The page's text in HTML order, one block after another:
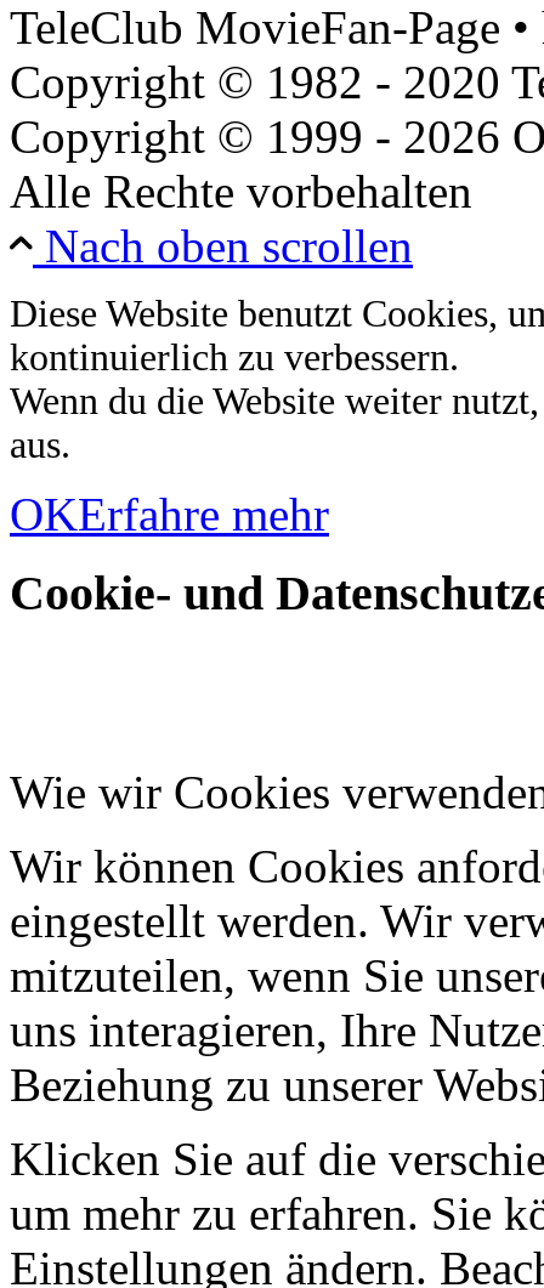
TeleClub MovieFan-Page
Copyright © 1982 - 2020
Copyright © 1999 - 2026
Alle Rechte vorbehalten
Nach oben scrollen
Diese Website benutzt Cookies,
kontinuierlich zu verbessern.
Wenn du die Website weiter
aus.
OKErfahre mehr
Cookie- und
Wie wir Cookies
Wir können Cookies
eingestellt werden. Wir
mitzuteilen, wenn Sie
uns interagieren, Ihre
Beziehung zu unserer
Klicken Sie auf die
um mehr zu erfahren. Sie
Einstellungen ändern.